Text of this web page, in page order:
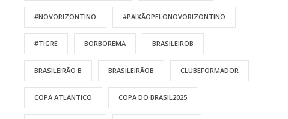
#NOVORIZONTINO #PAIXÃOPELONOVORIZONTINO
#TIGRE BORBOREMA BRASILEIROB
BRASILEIRÃO B BRASILEIRÃOB CLUBEFORMADOR
COPA ATLANTICO COPA DO BRASIL2025